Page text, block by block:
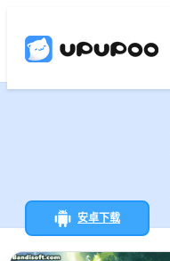
安卓下载